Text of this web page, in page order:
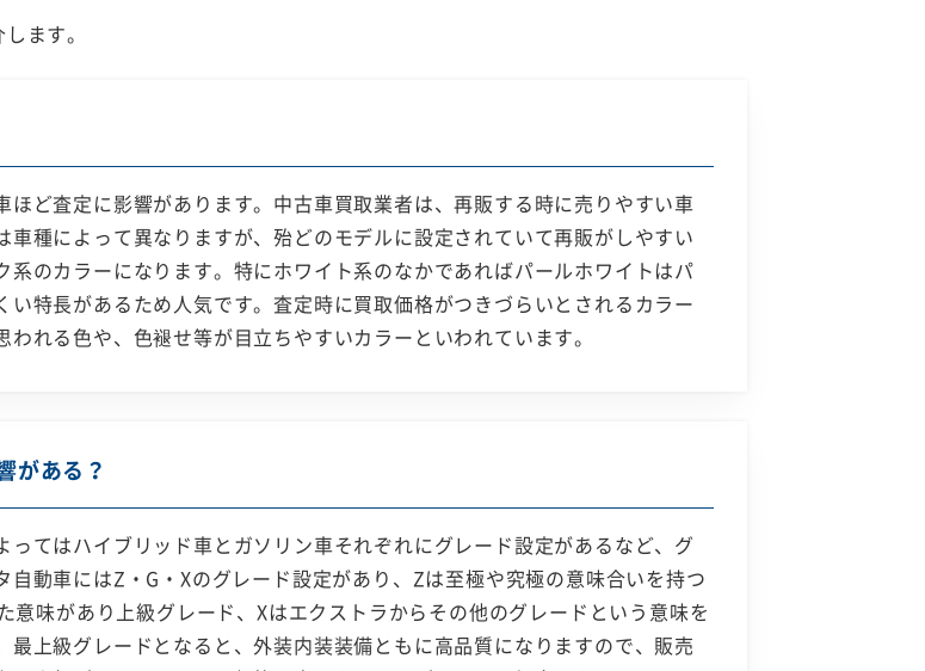
ます。
ど査定に影響があります。中古車買取業者は、再販する時に売りやすい車
種によって異なりますが、殆どのモデルに設定されていて再販がしやすい
のカラーになります。特にホワイト系のなかであればパールホワイトはパ
特長があるため人気です。査定時に買取価格がつきづらいとされるカラー
れる色や、色褪せ等が目立ちやすいカラーといわれています。
がある？
てはハイブリッド車とガソリン車それぞれにグレード設定があるなど、グ
動車にはZ・G・Xのグレード設定があり、Zは至極や究極の意味合いを持つ
意味があり上級グレード、Xはエクストラからその他のグレードという意味を
上級グレードとなると、外装内装装備ともに高品質になりますので、販売